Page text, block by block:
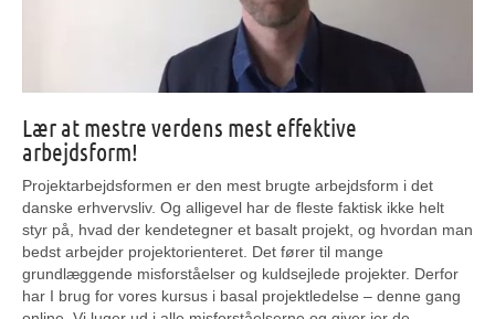
Lær at mestre verdens mest effektive
arbejdsform!
Projektarbejdsformen er den mest brugte arbejdsform i det
danske erhvervsliv. Og alligevel har de fleste faktisk ikke helt
styr på, hvad der kendetegner et basalt projekt, og hvordan man
bedst arbejder projektorienteret. Det fører til mange
grundlæggende misforståelser og kuldsejlede projekter. Derfor
har I brug for vores kursus i basal projektledelse – denne gang